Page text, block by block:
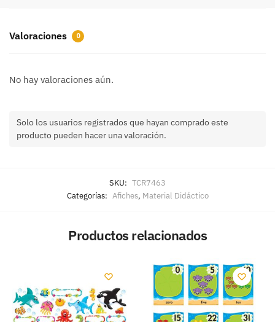
Valoraciones 0
No hay valoraciones aún.
Solo los usuarios registrados que hayan comprado este
producto pueden hacer una valoración.
SKU: TCR7463
Categorías: Afiches, Material Didáctico
Productos relacionados